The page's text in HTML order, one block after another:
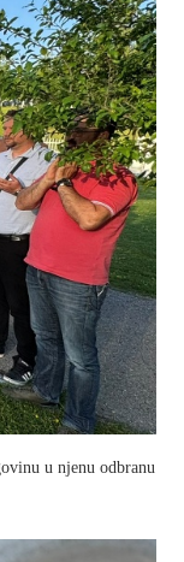
u njenu odbranu